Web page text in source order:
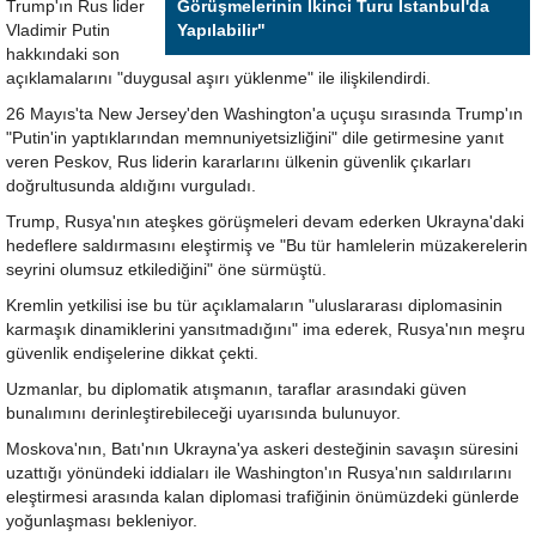
Görüşmelerinin İkinci Turu İstanbul'da
Yapılabilir"
Trump'ın Rus lider
Vladimir Putin
hakkındaki son
açıklamalarını "duygusal aşırı yüklenme" ile ilişkilendirdi.
26 Mayıs'ta New Jersey'den Washington'a uçuşu sırasında Trump'ın
"Putin'in yaptıklarından memnuniyetsizliğini" dile getirmesine yanıt
veren Peskov, Rus liderin kararlarını ülkenin güvenlik çıkarları
doğrultusunda aldığını vurguladı.
Trump, Rusya'nın ateşkes görüşmeleri devam ederken Ukrayna'daki
hedeflere saldırmasını eleştirmiş ve "Bu tür hamlelerin müzakerelerin
seyrini olumsuz etkilediğini" öne sürmüştü.
Kremlin yetkilisi ise bu tür açıklamaların "uluslararası diplomasinin
karmaşık dinamiklerini yansıtmadığını" ima ederek, Rusya'nın meşru
güvenlik endişelerine dikkat çekti.
Uzmanlar, bu diplomatik atışmanın, taraflar arasındaki güven
bunalımını derinleştirebileceği uyarısında bulunuyor.
Moskova'nın, Batı'nın Ukrayna'ya askeri desteğinin savaşın süresini
uzattığı yönündeki iddiaları ile Washington'ın Rusya'nın saldırılarını
eleştirmesi arasında kalan diplomasi trafiğinin önümüzdeki günlerde
yoğunlaşması bekleniyor.